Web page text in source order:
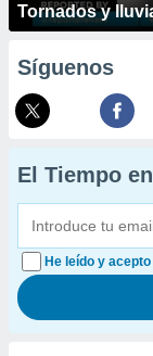
Tornados y
Síguenos
El Tiempo
He leído y